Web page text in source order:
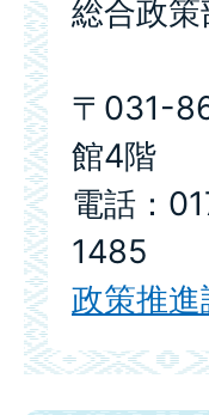
総合政
〒031-
館4階
電話：
1485
政策推